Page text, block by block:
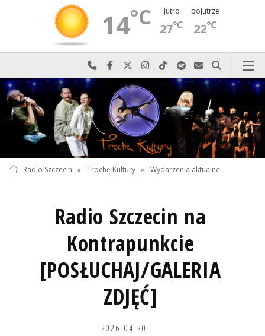
14°C jutro
27°C
pojutrze
22°C
Najlepiej po prostu do nas zadzwoń
Odwiedź nas na Facebook-u
Odwiedź nas na X
Odwiedź nas na Instagram-ie
Odwiedź nas na TikTok-u
Szukaj nas na Spotify
Wyślij do nas
Szukaj
Radio Szczecin » Trochę Kultury » Wydarzenia aktualne
Radio Szczecin na
Kontrapunkcie
[POSŁUCHAJ/GALERIA
ZDJĘĆ]
2026-04-20